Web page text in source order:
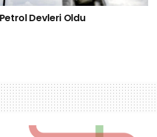
Devleri Oldu